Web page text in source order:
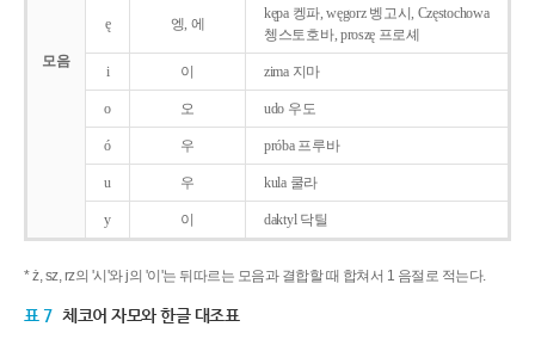
모음
ę 엥, 에
kępa 켕파, węgorz 벵고시, Częstochowa
쳉스토호바, proszę 프로셰
i 이 zima 지마
o 오 udo 우도
ó 우 próba 프루바
u 우 kula 쿨라
y 이 daktyl 닥틸
* ż, sz, rz의 '시'와 j의 '이'는 뒤따르는 모음과 결합할 때 합쳐서 1 음절로 적는다.
표 7 체코어 자모와 한글 대조표